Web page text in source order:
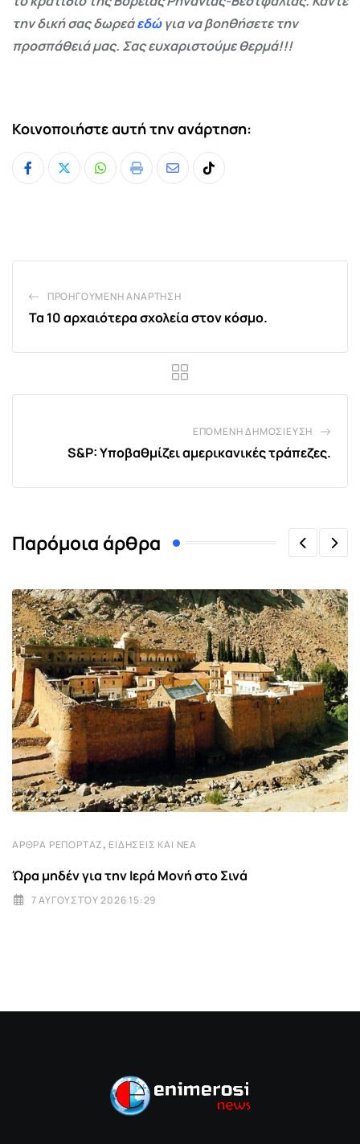
την δική σας δωρεάεδώγια να βοηθήσετε την
προσπάθειά μας. Σας ευχαριστούμε θερμά!!!
Κοινοποιήστε αυτή την ανάρτηση:
Whatsapp
Print
ShareTiktok
ΠΡΟΗΓΟΎΜΕΝΗ ΑΝΆΡΤΗΣΗ
Τα 10 αρχαιότερα σχολεία στον κόσμο.
ΕΠΌΜΕΝΗ ΔΗΜΟΣΊΕΥΣΗ
S&P: Υποβαθμίζει αμερικανικές τράπεζες.
Παρόμοια άρθρα
ΆΡΘΡΑ ΡΕΠΟΡΤΆΖ, ΕΙΔΉΣΕΙΣ ΚΑΙ ΝΈΑ
Ώρα μηδέν για την Ιερά Μονή στο Σινά
7 ΑΥΓΟΎΣΤΟΥ 2026 15:29